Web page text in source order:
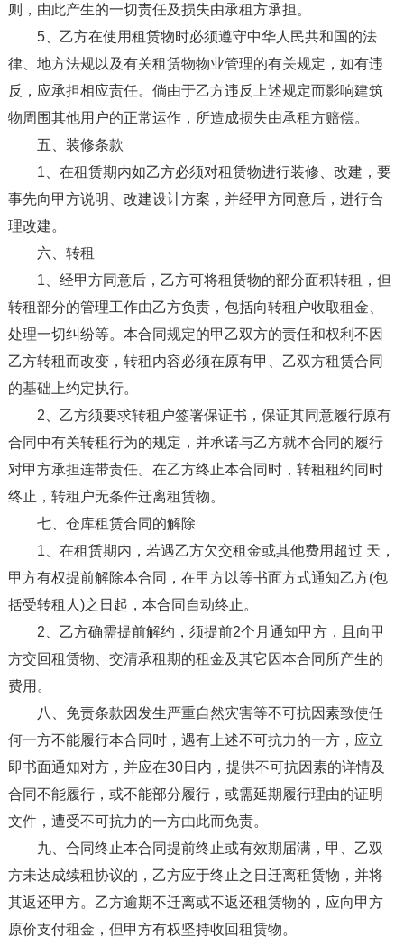
则，由此产生的一切责任及损失由承租方承担。
5、乙方在使用租赁物时必须遵守中华人民共和国的法
律、地方法规以及有关租赁物物业管理的有关规定，如有违
反，应承担相应责任。倘由于乙方违反上述规定而影响建筑
物周围其他用户的正常运作，所造成损失由承租方赔偿。
五、装修条款
1、在租赁期内如乙方必须对租赁物进行装修、改建，要
事先向甲方说明、改建设计方案，并经甲方同意后，进行合
理改建。
六、转租
1、经甲方同意后，乙方可将租赁物的部分面积转租，但
转租部分的管理工作由乙方负责，包括向转租户收取租金、
处理一切纠纷等。本合同规定的甲乙双方的责任和权利不因
乙方转租而改变，转租内容必须在原有甲、乙双方租赁合同
的基础上约定执行。
2、乙方须要求转租户签署保证书，保证其同意履行原有
合同中有关转租行为的规定，并承诺与乙方就本合同的履行
对甲方承担连带责任。在乙方终止本合同时，转租租约同时
终止，转租户无条件迁离租赁物。
七、仓库租赁合同的解除
1、在租赁期内，若遇乙方欠交租金或其他费用超过 天，
甲方有权提前解除本合同，在甲方以等书面方式通知乙方(包
括受转租人)之日起，本合同自动终止。
2、乙方确需提前解约，须提前2个月通知甲方，且向甲
方交回租赁物、交清承租期的租金及其它因本合同所产生的
费用。
八、免责条款因发生严重自然灾害等不可抗因素致使任
何一方不能履行本合同时，遇有上述不可抗力的一方，应立
即书面通知对方，并应在30日内，提供不可抗因素的详情及
合同不能履行，或不能部分履行，或需延期履行理由的证明
文件，遭受不可抗力的一方由此而免责。
九、合同终止本合同提前终止或有效期届满，甲、乙双
方未达成续租协议的，乙方应于终止之日迁离租赁物，并将
其返还甲方。乙方逾期不迁离或不返还租赁物的，应向甲方
原价支付租金，但甲方有权坚持收回租赁物。